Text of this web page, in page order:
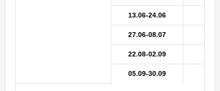
13.06-24.06
27.06-08.07
22.08-02.09
05.09-30.09